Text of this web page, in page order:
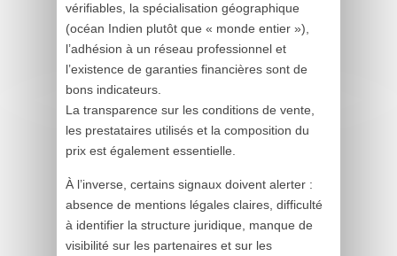
vérifiables, la spécialisation géographique
(océan Indien plutôt que « monde entier »),
l’adhésion à un réseau professionnel et
l’existence de garanties financières sont de
bons indicateurs.
La transparence sur les conditions de vente,
les prestataires utilisés et la composition du
prix est également essentielle.
À l’inverse, certains signaux doivent alerter :
absence de mentions légales claires, difficulté
à identifier la structure juridique, manque de
visibilité sur les partenaires et sur les